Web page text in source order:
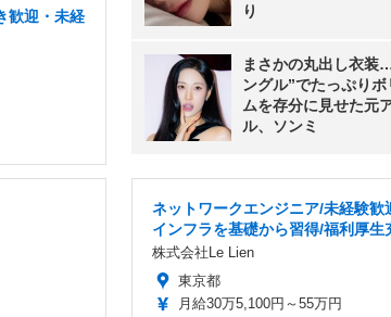
歓迎・未経
り
まさかの丸出し衣装
ングル”でたっぷりボ
ムを存分に見せた元
ル、ソンミ
ネットワークエンジニア/未経験歓
インフラを基礎から習得/福利厚生
株式会社Le Lien
東京都
月給30万5,100円～55万円